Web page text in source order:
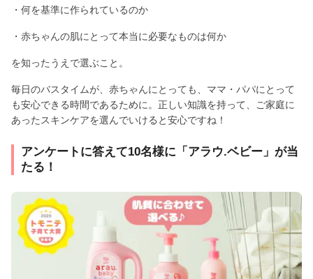
・何を基準に作られているのか
・赤ちゃんの肌にとって本当に必要なものは何か
を知ったうえで選ぶこと。
毎日のバスタイムが、赤ちゃんにとっても、ママ・パパにとって
も安心できる時間であるために。正しい知識を持って、ご家庭に
あったスキンケアを選んでいけると安心ですね！
アンケートに答えて10名様に「アラウ.ベビー」が当
たる！